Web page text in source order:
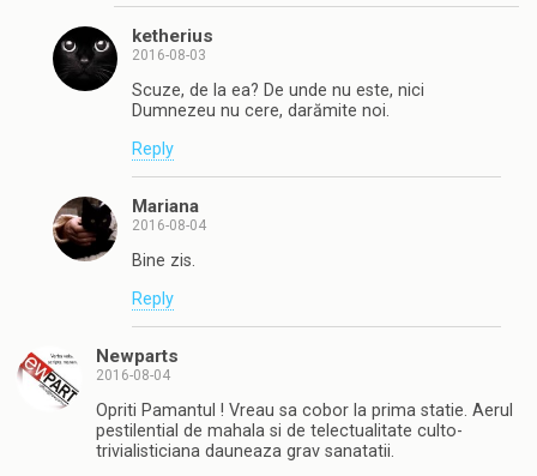
ketherius
2016-08-03
Scuze, de la ea? De unde nu este, nici
Dumnezeu nu cere, darămite noi.
Reply
Mariana
2016-08-04
Bine zis.
Reply
Newparts
2016-08-04
Opriti Pamantul ! Vreau sa cobor la prima statie. Aerul
pestilential de mahala si de telectualitate culto-
trivialisticiana dauneaza grav sanatatii.